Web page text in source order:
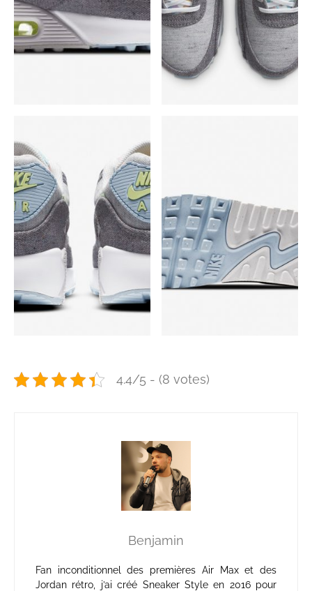
4.4/5 - (8 votes)
Benjamin
Fan inconditionnel des premières Air Max et des
Jordan rétro, j’ai créé Sneaker Style en 2016 pour